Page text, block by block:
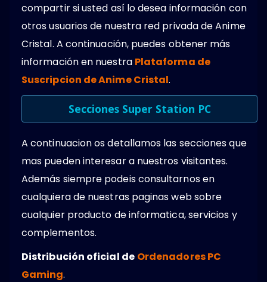
compartir si usted así lo desea información con
otros usuarios de nuestra red privada de Anime
Cristal. A continuación, puedes obtener más
información en nuestra Plataforma de
Suscripcion de Anime Cristal.
Secciones Super Station PC
A continuacion os detallamos las secciones que
mas pueden interesar a nuestros visitantes.
Además siempre podeis consultarnos en
cualquiera de nuestras paginas web sobre
cualquier producto de informatica, servicios y
complementos.
Distribución oficial de Ordenadores PC
Gaming.